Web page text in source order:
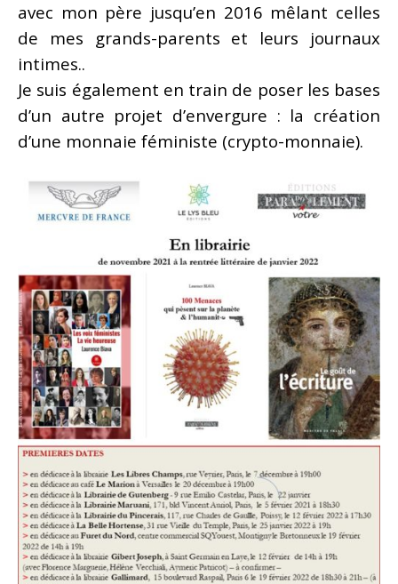
avec mon père jusqu’en 2016 mêlant celles
de mes grands-parents et leurs journaux
intimes..
Je suis également en train de poser les bases
d’un autre projet d’envergure : la création
d’une monnaie féministe (crypto-monnaie).